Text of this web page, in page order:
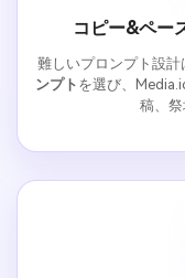
コピー&ペー
難しいプロンプト設
ンプト を選び、
稿、祭